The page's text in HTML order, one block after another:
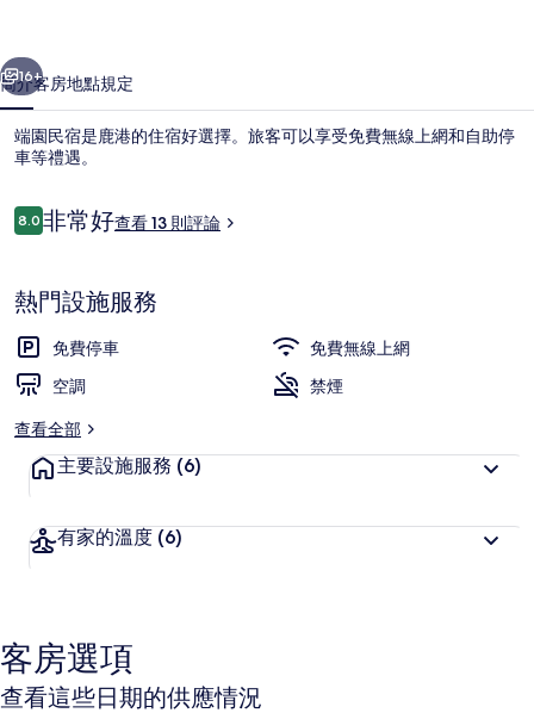
集
外觀細部
個 下一個
16+
簡介客房地點規定
端園民宿是鹿港的住宿好選擇。旅客可以享受免費無線上網和自助停
車等禮遇。
評
論
8.08.0 分，滿分 10 分，
非常好查看 13 則評論
熱門設施服務
免費停車
免費無線上網
空調
禁煙
查看全部
主要設施服務 (6)
有家的溫度 (6)
客房選項
查看這些日期的供應情況